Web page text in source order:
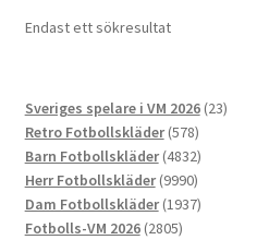
Endast ett sökresultat
Sveriges spelare i VM 2026 2323
Retro Fotbollskläder 578578
produkter
Barn Fotbollskläder 48324832
produkter
Herr Fotbollskläder 99909990
produkter
Dam Fotbollskläder 19371937
Fotbolls-VM 2026 28052805